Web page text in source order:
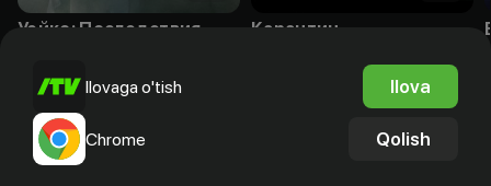
Уэйко: Последствия Карантин
Ilovaga o'tish Ilova
Chrome Qolish